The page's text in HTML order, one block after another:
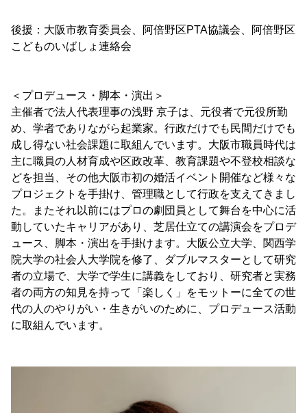
後援：大阪市教育委員会、阿倍野区PTA協議会、阿倍野区
こどものいばしょ連絡会
＜プロデュース・脚本・演出＞
主催者で法人代表理事の浅野 京子は、元役者で元役所勤
め、学者でありながら起業家。行政だけでも民間だけでも
成し得ない社会課題に取組んでいます。大阪市職員時代は
主に職員の人材育成や区政改革、教育課題や不登校相談な
どを担当、その他大阪市初の婚活イベント開催など様々な
プロジェクトを手掛け、管理職として行政を支えてきまし
た。またそれ以前にはプロの劇団員として舞台を中心に活
動していたキャリアがあり、芝居仕立ての講演会をプロデ
ュース、脚本・演出を手掛けます。大阪公立大学、関西学
院大学の社会人大学院を修了、ダブルマスターとして研究
者の立場で、大学で学生に講義をしており、研究者と実務
者の両方の知見を持って「楽しく」をモットーに全ての世
代の人のやりがい・生きがいのために、プロデュース活動
に取組んでいます。